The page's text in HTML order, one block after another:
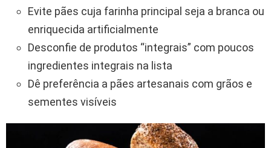
Evite pães cuja farinha principal seja a branca ou
enriquecida artificialmente
Desconfie de produtos “integrais” com poucos
ingredientes integrais na lista
Dê preferência a pães artesanais com grãos e
sementes visíveis